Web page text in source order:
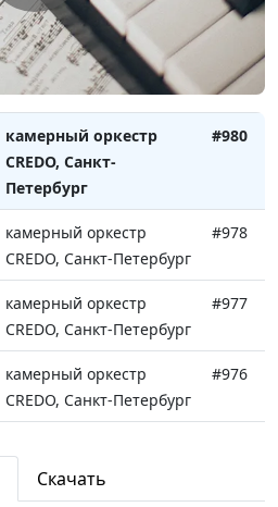
CREDO, Санкт-Петербург
камерный оркестр
CREDO, Санкт-Петербург
#982
камерный оркестр
CREDO, Санкт-
Петербург
#980
камерный оркестр
CREDO, Санкт-Петербург
#978
камерный оркестр
CREDO, Санкт-Петербург
#977
камерный оркестр
CREDO, Санкт-Петербург
#976
CREDO, Санкт-Петербург
Скачать